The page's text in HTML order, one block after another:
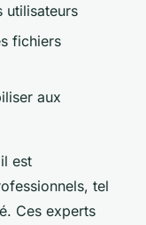
utilisateurs
fichiers
aux
est
tel
Ces experts